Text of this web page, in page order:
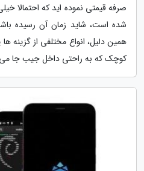
صرفه قیمتی نموده اید که احتمالا
شده است، شاید زمان آن رسیده
همین دلیل، انواع مختلفی از
کوچک که به راحتی داخل جیب جا